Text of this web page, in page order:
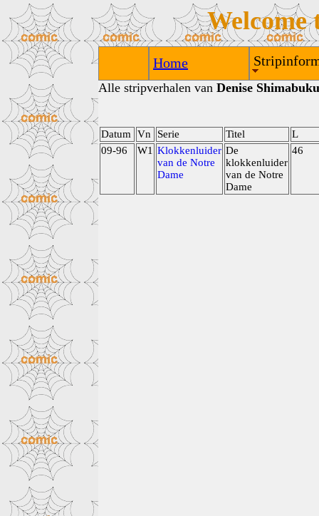
Welcome
Home
Alle stripverhalen van Denise
Datum Vn Serie Titel
L
09-96
W1 Klokkenluider
van de Notre
Dame
De
klokkenluider
van de Notre
Dame
46